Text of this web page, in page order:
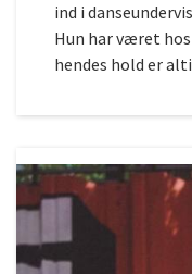
ind i
Hun har været
hendes hold er